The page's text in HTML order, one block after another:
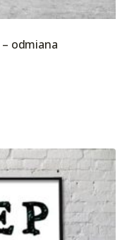
odmiana